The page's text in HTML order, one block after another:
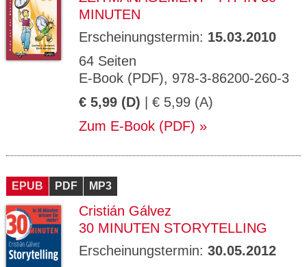
MINUTEN
Erscheinungstermin: 15.03.2010
64 Seiten
E-Book (PDF), 978-3-86200-260-3
€ 5,99 (D) | € 5,99 (A)
Zum E-Book (PDF)
EPUB PDF MP3
Cristián Gálvez
30 MINUTEN STORYTELLING
Erscheinungstermin: 30.05.2012